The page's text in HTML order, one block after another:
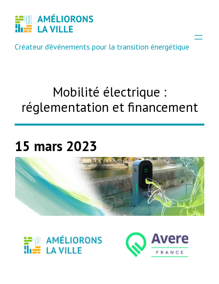
Créateur d'événements pour la transition énergétique
Mobilité électrique :
réglementation et financement
15 mars 2023